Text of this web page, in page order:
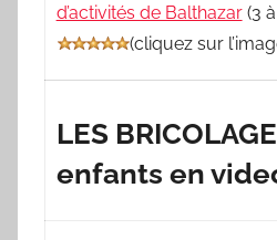
d’activités de Balthazar(3
(cliquez sur
LES
enfants en